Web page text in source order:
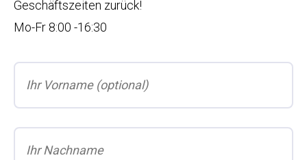
Geschäftszeiten zurück!
Mo-Fr 8:00 -16:30